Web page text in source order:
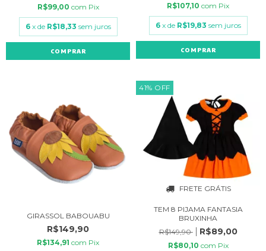
R$99,00 com Pix
6 x de R$18,33 sem juros
COMPRAR
R$107,10 com Pix
6 x de R$19,83 sem juros
COMPRAR
GIRASSOL BABOUABU
R$149,90
R$134,91 com Pix
41% OFF
FRETE GRÁTIS
TEM 8 PIJAMA FANTASIA
BRUXINHA
R$149,90
R$89,00
R$80,10 com Pix